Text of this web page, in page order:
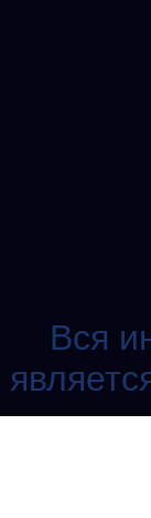
Вся